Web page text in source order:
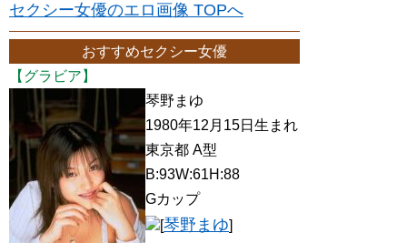
セクシー女優のエロ画像 TOPへ
おすすめセクシー女優
【グラビア】
琴野まゆ
1980年12月15日生まれ
東京都 A型
B:93W:61H:88
Gカップ
[琴野まゆ]